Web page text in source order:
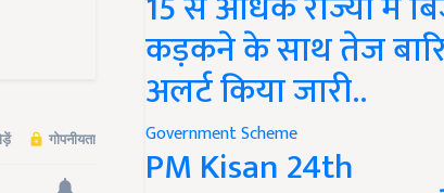
कड़कने के साथ तेज
अलर्ट किया जारी..
Government Scheme
PM Kisan 24th